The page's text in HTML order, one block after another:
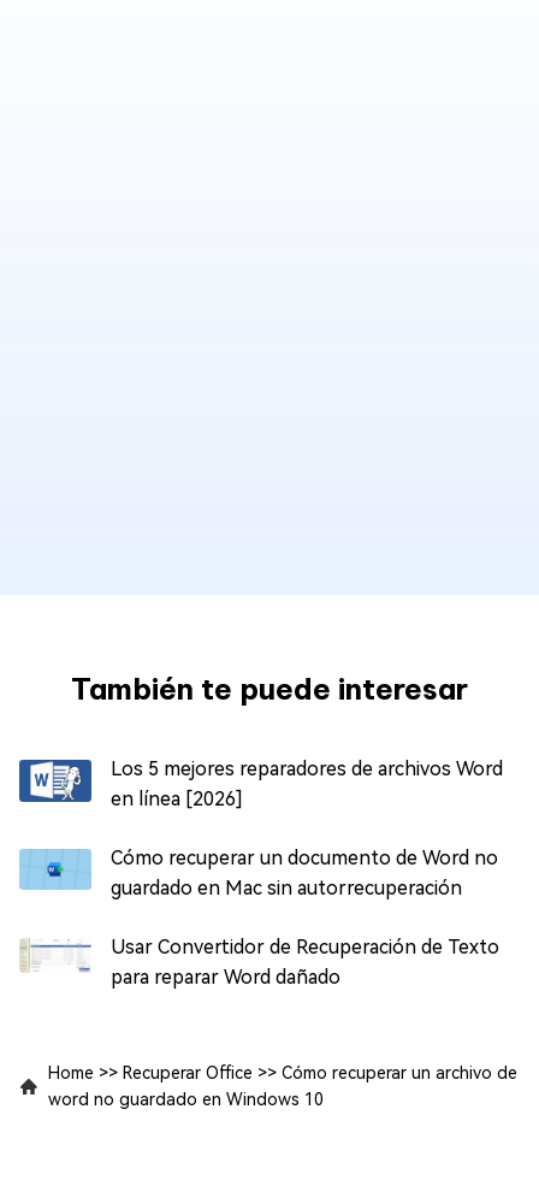
También te puede interesar
Los 5 mejores reparadores de archivos Word
en línea [2026]
Cómo recuperar un documento de Word no
guardado en Mac sin autorrecuperación
Usar Convertidor de Recuperación de Texto
para reparar Word dañado
Home >> Recuperar Office >> Cómo recuperar un archivo de
word no guardado en Windows 10